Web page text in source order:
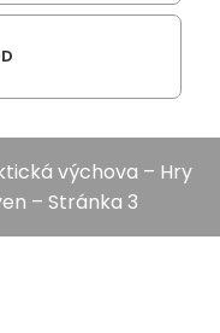
výchova – Hry
– Stránka 3